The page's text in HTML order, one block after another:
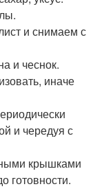
и снимаем с
и чеснок.
иначе
и чередуя с
крышками
готовности.